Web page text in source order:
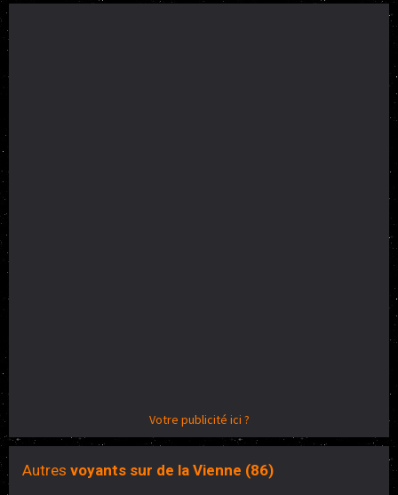
Votre publicité ici ?
Autres voyants sur de la Vienne (86)